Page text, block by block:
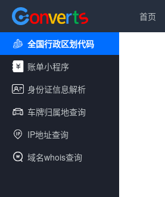
首页
全国行政区划代码
账单小程序
身份证信息解析
车牌归属地查询
IP地址查询
域名whois查询